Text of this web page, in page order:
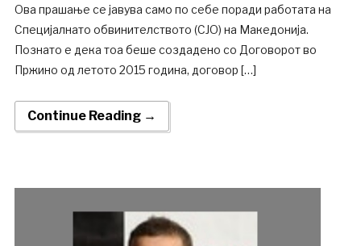
Ова прашање се јавува само по себе поради работата на
Специјалнато обвинителството (СЈО) на Македонија.
Познато е дека тоа беше создаденo со Договорот во
Пржино од летото 2015 година, договор […]
Continue Reading →